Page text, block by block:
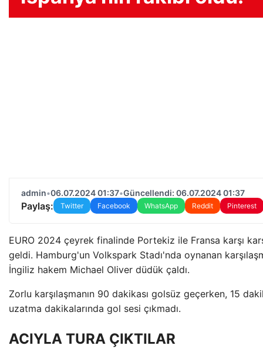
admin•06.07.2024 01:37•Güncellendi: 06.07.2024 01:37
Paylaş: Twitter Facebook WhatsApp Reddit Pinterest
EURO 2024 çeyrek finalinde Portekiz ile Fransa karşı
geldi. Hamburg'un Volkspark Stadı'nda oynanan
İngiliz hakem Michael Oliver düdük çaldı.
Zorlu karşılaşmanın 90 dakikası golsüz geçerken, 15
uzatma dakikalarında gol sesi çıkmadı.
ACIYLA TURA ÇIKTILAR